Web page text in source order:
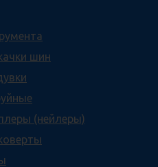
шин
(нейлеры)